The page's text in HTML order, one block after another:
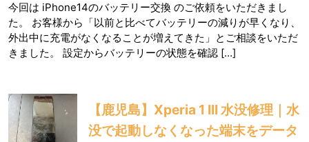
今回は iPhone14のバッテリー交換 のご依頼をいただきまし
た。 お客様から「以前と比べてバッテリーの減りが早くなり、
外出中に充電がなくなることが増えてきた」とご相談をいただ
きました。 設定からバッテリーの状態を確認 […]
【鹿児島】Xperia 1 III 水没修理｜水
没で起動しなくなった端末をデータ